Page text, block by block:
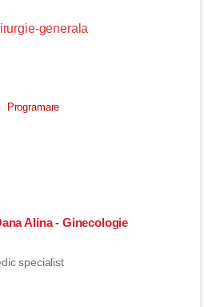
Programare
Alina - Ginecologie
specialist